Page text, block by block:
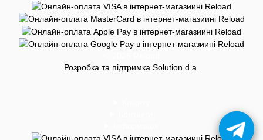
Розробка та підтримка Solution d.a.